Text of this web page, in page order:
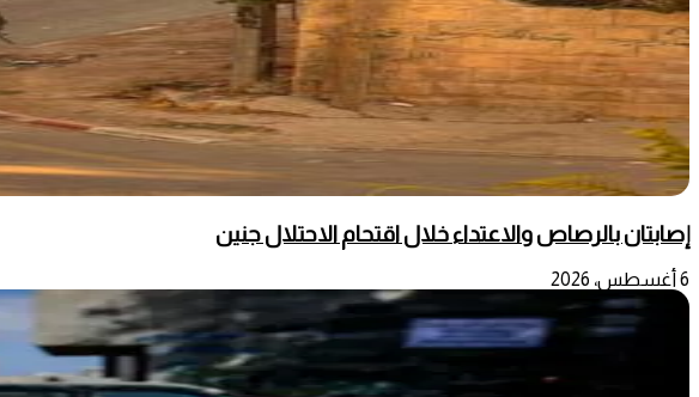
إصابتان بالرصاص والاعتداء خلال اقتحام الاحتلال جنين
6 أغسطس، 2026